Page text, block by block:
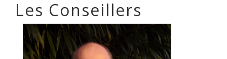
Les Conseillers